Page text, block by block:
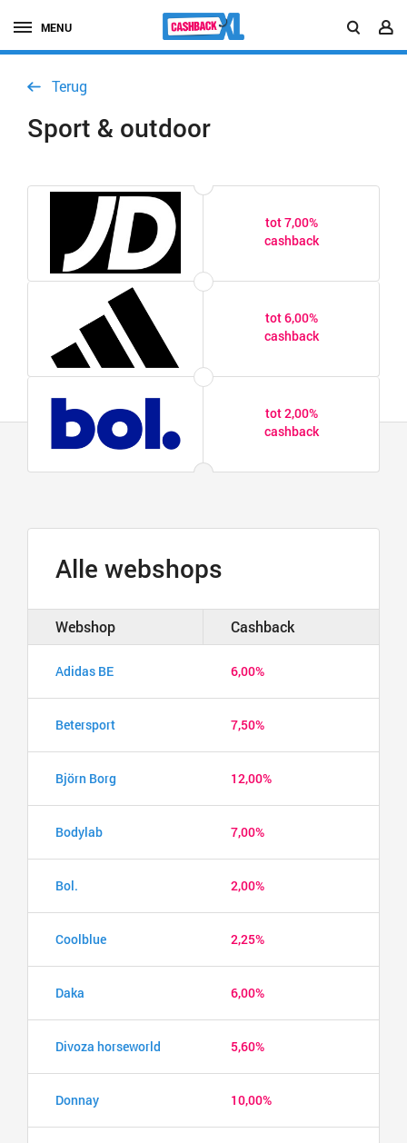
MENU
Terug
Sport & outdoor
tot 7,00%
cashback
tot 6,00%
cashback
tot 2,00%
cashback
Alle webshops
Webshop Cashback
Adidas BE 6,00%
Betersport 7,50%
Björn Borg 12,00%
Bodylab 7,00%
Bol. 2,00%
Coolblue 2,25%
Daka 6,00%
Divoza horseworld 5,60%
Donnay 10,00%